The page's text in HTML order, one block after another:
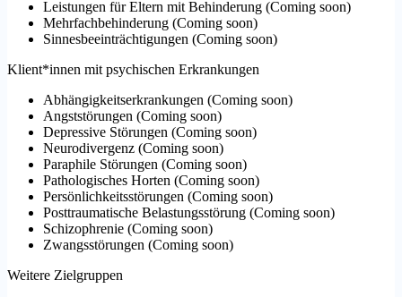
Leistungen für Eltern mit Behinderung (Coming soon)
Mehrfachbehinderung (Coming soon)
Sinnesbeeinträchtigungen (Coming soon)
Klient*innen mit psychischen Erkrankungen
Abhängigkeitserkrankungen (Coming soon)
Angststörungen (Coming soon)
Depressive Störungen (Coming soon)
Neurodivergenz (Coming soon)
Paraphile Störungen (Coming soon)
Pathologisches Horten (Coming soon)
Persönlichkeitsstörungen (Coming soon)
Posttraumatische Belastungsstörung (Coming soon)
Schizophrenie (Coming soon)
Zwangsstörungen (Coming soon)
Weitere Zielgruppen